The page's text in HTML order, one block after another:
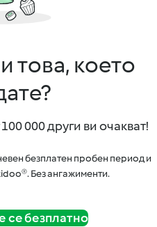
това, което
000 други ви очакват!
безплатен пробен период и
Без ангажименти.
се безплатно